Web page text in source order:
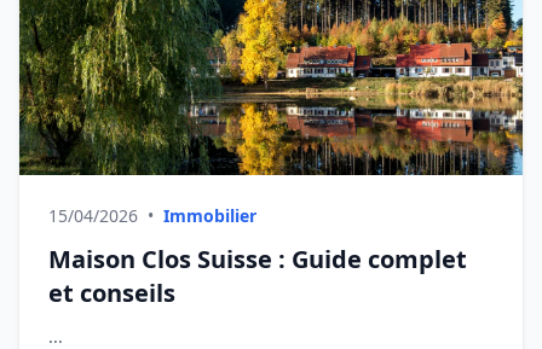
15/04/2026 • Immobilier
Maison Clos Suisse : Guide complet
et conseils
...